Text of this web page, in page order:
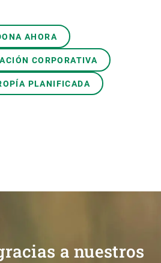
AHORA
CORPORATIVA
PLANIFICADA
a nuestros